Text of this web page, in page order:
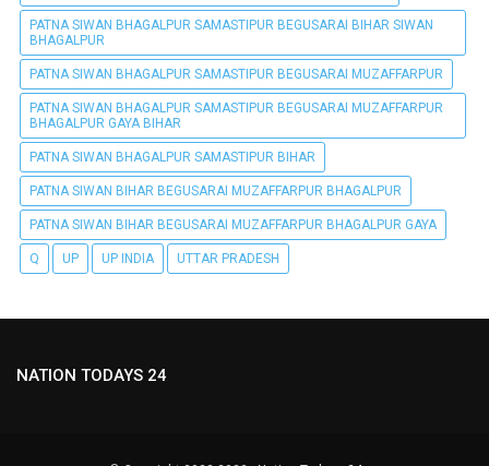
PATNA SIWAN BHAGALPUR SAMASTIPUR BEGUSARAI BIHAR SIWAN
BHAGALPUR
PATNA SIWAN BHAGALPUR SAMASTIPUR BEGUSARAI MUZAFFARPUR
PATNA SIWAN BHAGALPUR SAMASTIPUR BEGUSARAI MUZAFFARPUR
BHAGALPUR GAYA BIHAR
PATNA SIWAN BHAGALPUR SAMASTIPUR BIHAR
PATNA SIWAN BIHAR BEGUSARAI MUZAFFARPUR BHAGALPUR
PATNA SIWAN BIHAR BEGUSARAI MUZAFFARPUR BHAGALPUR GAYA
Q UP UP INDIA UTTAR PRADESH
NATION TODAYS 24